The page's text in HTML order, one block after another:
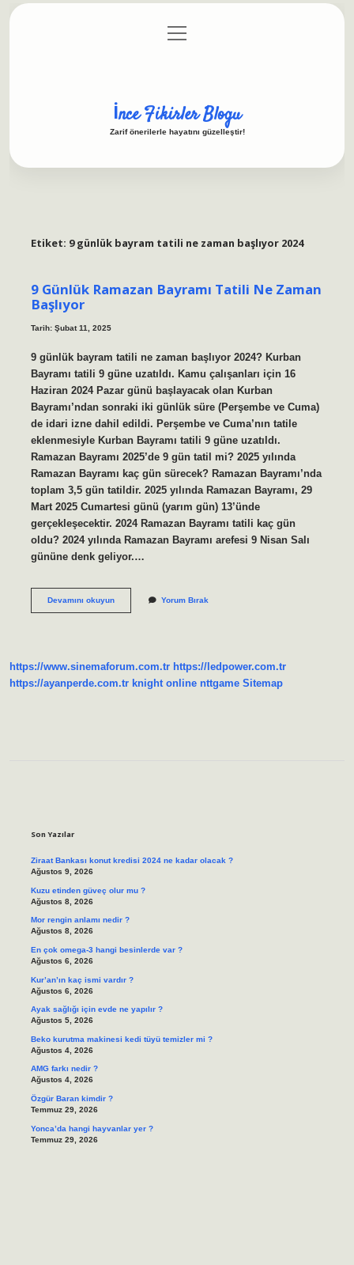
Gizlilik Politikası
menüyü
aç
İnce Fikirler Blogu
Zarif önerilerle hayatını güzelleştir!
Etiket: 9 günlük bayram tatili ne zaman başlıyor 2024
9 Günlük Ramazan Bayramı Tatili Ne Zaman
Başlıyor
Tarih: Şubat 11, 2025
9 günlük bayram tatili ne zaman başlıyor 2024? Kurban
Bayramı tatili 9 güne uzatıldı. Kamu çalışanları için 16
Haziran 2024 Pazar günü başlayacak olan Kurban
Bayramı’ndan sonraki iki günlük süre (Perşembe ve Cuma)
de idari izne dahil edildi. Perşembe ve Cuma’nın tatile
eklenmesiyle Kurban Bayramı tatili 9 güne uzatıldı.
Ramazan Bayramı 2025’de 9 gün tatil mi? 2025 yılında
Ramazan Bayramı kaç gün sürecek? Ramazan Bayramı’nda
toplam 3,5 gün tatildir. 2025 yılında Ramazan Bayramı, 29
Mart 2025 Cumartesi günü (yarım gün) 13’ünde
gerçekleşecektir. 2024 Ramazan Bayramı tatili kaç gün
oldu? 2024 yılında Ramazan Bayramı arefesi 9 Nisan Salı
gününe denk geliyor.…
Devamını okuyun9
Zaman
Yorum Bırak
https://www.sinemaforum.com.tr https://ledpower.com.tr
https://ayanperde.com.tr knight online nttgame Sitemap
Son Yazılar
Ziraat Bankası konut kredisi 2024 ne kadar olacak ?
Ağustos 9, 2026
Kuzu etinden güveç olur mu ?
Ağustos 8, 2026
Mor rengin anlamı nedir ?
Ağustos 8, 2026
En çok omega-3 hangi besinlerde var ?
Ağustos 6, 2026
Kur’an’ın kaç ismi vardır ?
Ağustos 6, 2026
Ayak sağlığı için evde ne yapılır ?
Ağustos 5, 2026
Beko kurutma makinesi kedi tüyü temizler mi ?
Ağustos 4, 2026
AMG farkı nedir ?
Ağustos 4, 2026
Özgür Baran kimdir ?
Temmuz 29, 2026
Yonca’da hangi hayvanlar yer ?
Temmuz 29, 2026